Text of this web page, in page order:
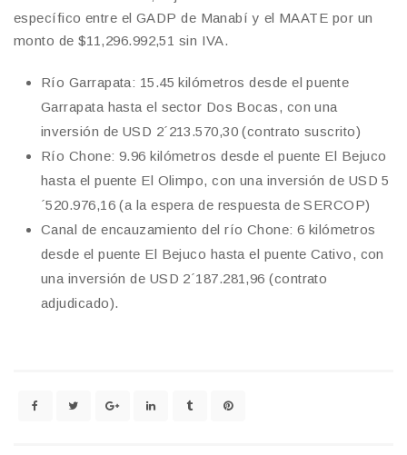
específico entre el GADP de Manabí y el MAATE por un
monto de $11,296.992,51 sin IVA.
Río Garrapata: 15.45 kilómetros desde el puente
Garrapata hasta el sector Dos Bocas, con una
inversión de USD 2´213.570,30 (contrato suscrito)
Río Chone: 9.96 kilómetros desde el puente El Bejuco
hasta el puente El Olimpo, con una inversión de USD 5
´520.976,16 (a la espera de respuesta de SERCOP)
Canal de encauzamiento del río Chone: 6 kilómetros
desde el puente El Bejuco hasta el puente Cativo, con
una inversión de USD 2´187.281,96 (contrato
adjudicado).